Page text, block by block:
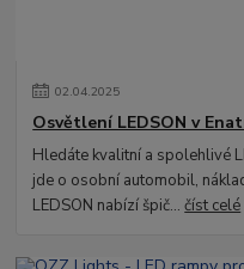
02.04.2025
Osvětlení LEDSON v
Hledáte kvalitní a spolehlivé
jde o osobní automobil,
LEDSON nabízí špič...číst celé